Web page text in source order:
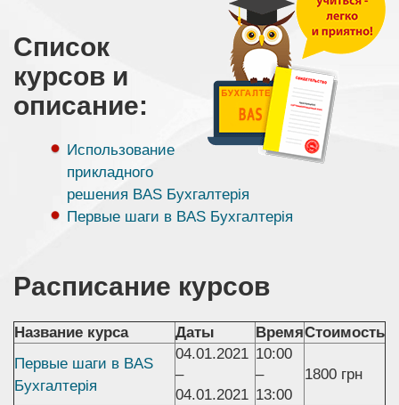
Список
курсов и
описание:
Использование
прикладного
решения BAS Бухгалтерія
Первые шаги в BAS Бухгалтерія
Расписание курсов
Название курса Даты ВремяСтоимость
Первые шаги в BAS
Бухгалтерія
04.01.2021
–
04.01.2021
10:00
–
13:00
1800 грн